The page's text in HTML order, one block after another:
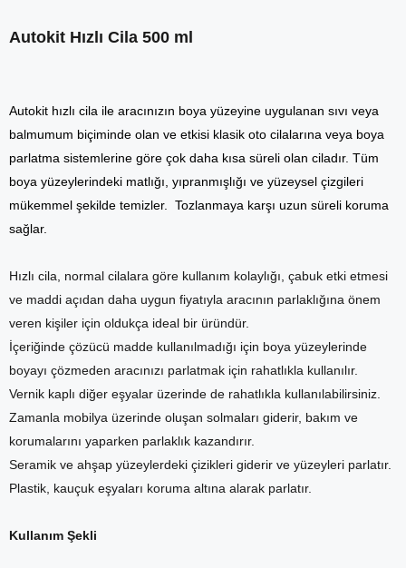
Autokit Hızlı Cila 500 ml
Autokit hızlı cila ile aracınızın boya yüzeyine uygulanan sıvı veya
balmumum biçiminde olan ve etkisi klasik oto cilalarına veya boya
parlatma sistemlerine göre çok daha kısa süreli olan ciladır. Tüm
boya yüzeylerindeki matlığı, yıpranmışlığı ve yüzeysel çizgileri
mükemmel şekilde temizler. Tozlanmaya karşı uzun süreli koruma
sağlar.
Hızlı cila, normal cilalara göre kullanım kolaylığı, çabuk etki etmesi
ve maddi açıdan daha uygun fiyatıyla aracının parlaklığına önem
veren kişiler için oldukça ideal bir üründür.
İçeriğinde çözücü madde kullanılmadığı için boya yüzeylerinde
boyayı çözmeden aracınızı parlatmak için rahatlıkla kullanılır.
Vernik kaplı diğer eşyalar üzerinde de rahatlıkla kullanılabilirsiniz.
Zamanla mobilya üzerinde oluşan solmaları giderir, bakım ve
korumalarını yaparken parlaklık kazandırır.
Seramik ve ahşap yüzeylerdeki çizikleri giderir ve yüzeyleri parlatır.
Plastik, kauçuk eşyaları koruma altına alarak parlatır.
Kullanım Şekli